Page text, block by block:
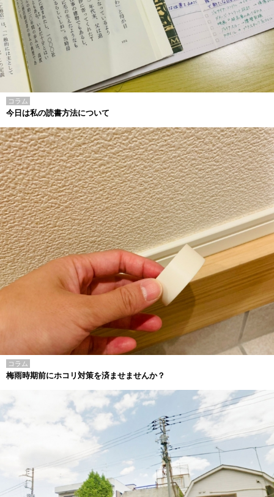
コラム
今日は私の読書方法について
コラム
梅雨時期前にホコリ対策を済ませませんか？